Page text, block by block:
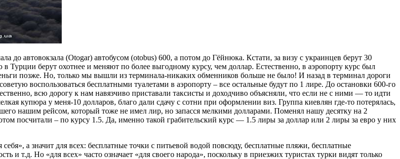
автовокзала (Otogar) автобусом (otobus) 600, а потом до Гёйнюка. Кстати, за визу с украинцев берут 30
Турции берут охотнее и меняют по более выгодному курсу, чем доллар. Естественно, в аэропорту курс был
позже. Но, только мы вышли из терминала-никаких обменников больше не было! И назад в терминал дороги
воспользоваться бесплатными туалетами в аэропорту – все остальные будут по 1 лире. До остановки 600-го
всю дорогу к нам навязчиво приставали таксисты и доходчиво объясняли, что если не с ними — то идти
купюра у меня-10 долларов, благо дали сдачу с сотни при оформлении виз. Группа киевлян где-то потерялась,
нашим рейсом, который тоже не имел лир, но запасся мелкими долларами. Поменял нашу десятку на 2
посчитали – по курсу 1.5. Да, именно такой грабительский курс — 1.5 лиры за доллар или 2 лиры за евро у них
а значит для всех: бесплатные точки с питьевой водой повсюду, бесплатные пляжи, бесплатные
и т.д. Но «для всех» часто означает «для своего народа», поскольку в приезжих туристах турки видят только